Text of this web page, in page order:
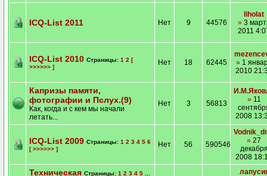
ICQ-List 2011 Нет 9 44576
liholat
»3
2011
ICQ-List 2010 Страницы: 1 2 [
>>>>>> ]
Нет 18 62445
»1
2010
Капризы памяти,
фотографии и Пслух.(9)
Как, когда и с кем мы начали
летать...
Нет 3 56813
»11
2008
ICQ-List 2009 Страницы: 1 2 3 4 5 6
[ >>>>>> ]
Нет 56 590546
» 27
2008
Техническая Страницы: 1 2 3 4 5